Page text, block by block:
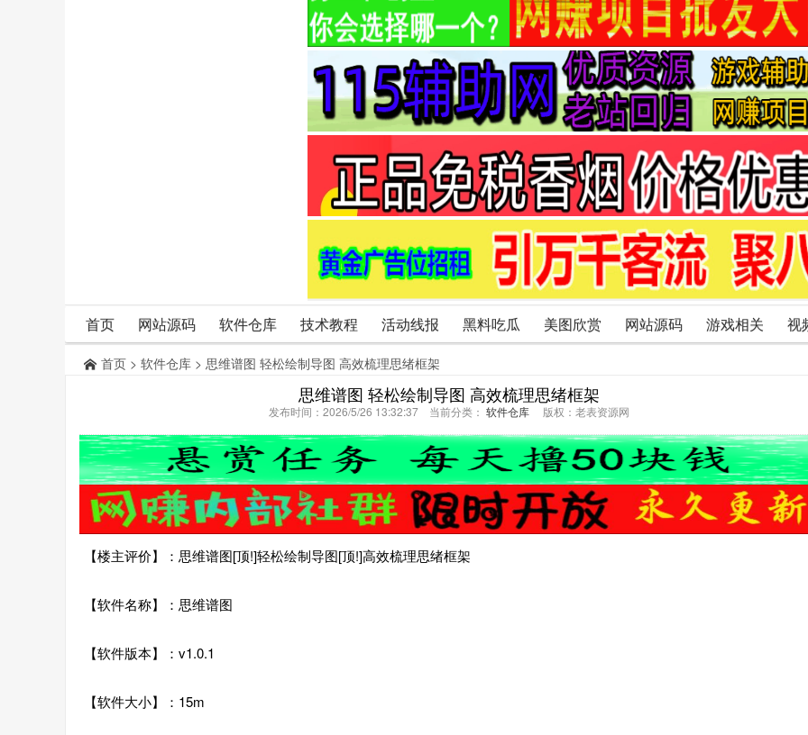
首页 网站源码 软件仓库 技术教程 活动线报 黑料吃瓜 美图欣赏 网站源码 游戏相关 视
首页 > 软件仓库 > 思维谱图 轻松绘制导图 高效梳理思绪框架
思维谱图 轻松绘制导图 高效梳理思绪框架
发布时间：2026/5/26 13:32:37 当前分类： 软件仓库 版权：老表资源网
【楼主评价】：思维谱图[顶!]轻松绘制导图[顶!]高效梳理思绪框架
【软件名称】：思维谱图
【软件版本】：v1.0.1
【软件大小】：15m